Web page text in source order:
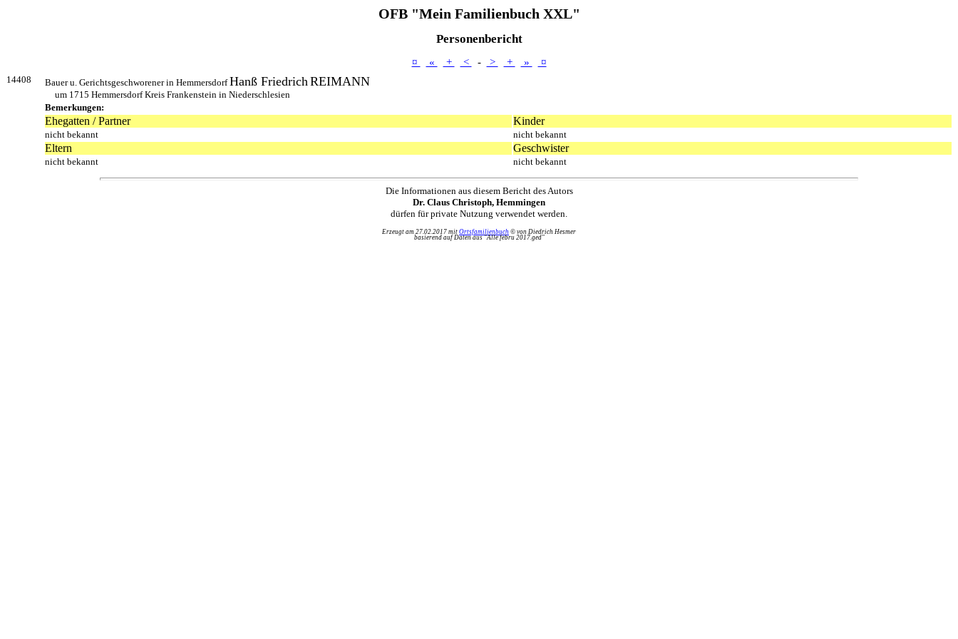
OFB "Mein Familienbuch XXL"
Personenbericht
¤ « + < - > + » ¤
14408 Bauer u. Gerichtsgeschworener in HemmersdorfHanß FriedrichREIMANN
um 1715 Hemmersdorf Kreis Frankenstein in Niederschlesien
Bemerkungen:
Ehegatten / Partner Kinder
nicht bekannt nicht bekannt
Eltern Geschwister
nicht bekannt nicht bekannt
Die Informationen aus diesem Bericht des Autors
Dr. Claus Christoph, Hemmingen
dürfen für private Nutzung verwendet werden.
Erzeugt am 27.02.2017 mit Ortsfamilienbuch © von Diedrich Hesmer
basierend auf Daten aus "Alle febru 2017.ged"